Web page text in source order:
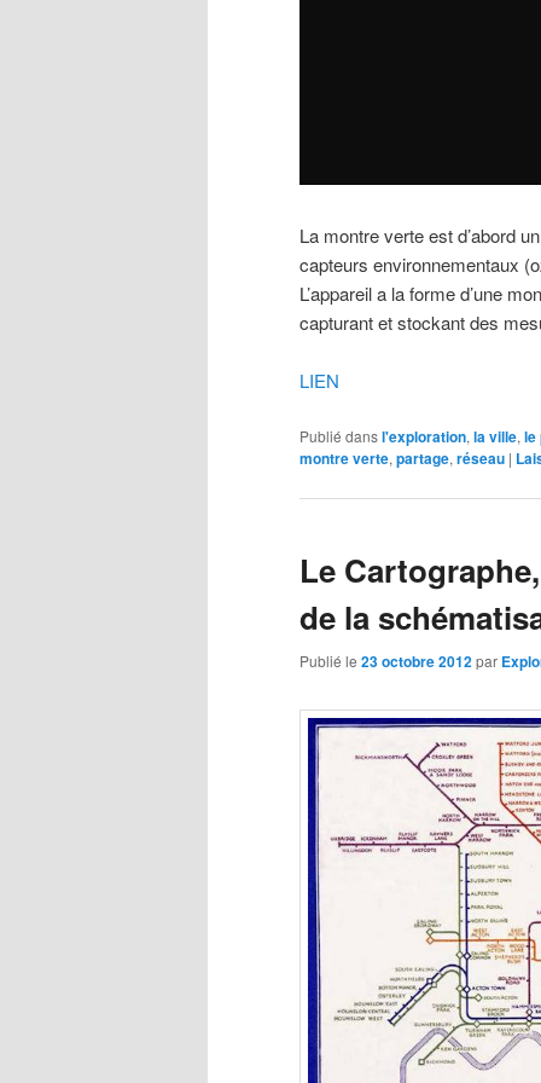
La montre verte est d’abord
capteurs environnementaux
L’appareil a la forme d’une
capturant et stockant des
LIEN
Publié dansl'exploration, la ville, le
montre verte, partage, réseau |
Le
de la
Publié le 23 octobre 2012par